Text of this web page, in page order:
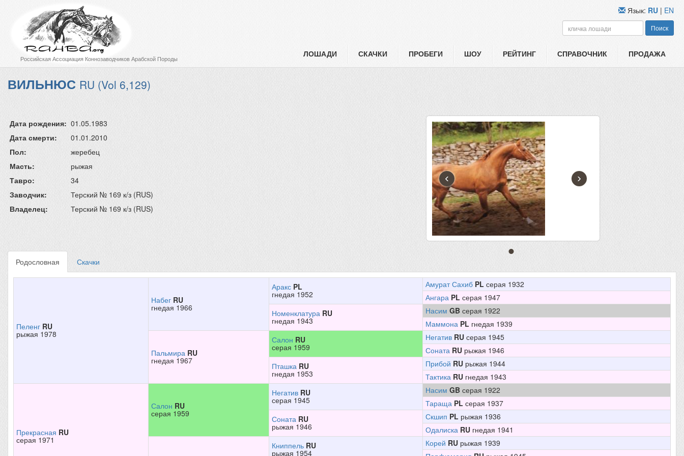
Российская Ассоциация Коннозаводчиков Арабской Породы
ЛОШАДИ СКАЧКИ ПРОБЕГИ ШОУ РЕЙТИНГ СПРАВОЧНИК ПРОДАЖА
Язык: RU | EN
Поиск
ВИЛЬНЮС RU (Vol 6,129)
Дата рождения: 01.05.1983
Дата смерти:
01.01.2010
Пол:
жеребец
Масть:
рыжая
Тавро:
34
Заводчик:
Терский № 169 к/з (RUS)
Владелец:
Терский № 169 к/з (RUS)
‹ ›
Родословная Скачки
Пеленг RU
рыжая 1978
Набег RU
гнедая 1966
Аракс PL
гнедая 1952
Амурат Сахиб PL серая 1932
Ангара PL серая 1947
Номенклатура RU
гнедая 1943
Насим GB серая 1922
Маммона PL гнедая 1939
Пальмира RU
гнедая 1967
Салон RU
серая 1959
Негатив RU серая 1945
Соната RU рыжая 1946
Пташка RU
гнедая 1953
Прибой RU рыжая 1944
Тактика RU гнедая 1943
Прекрасная RU
серая 1971
Салон RU
серая 1959
Негатив RU
серая 1945
Насим GB серая 1922
Тараща PL серая 1937
Соната RU
рыжая 1946
Скшип PL рыжая 1936
Одалиска RU гнедая 1941
Книппель RU
рыжая 1954
Корей RU рыжая 1939